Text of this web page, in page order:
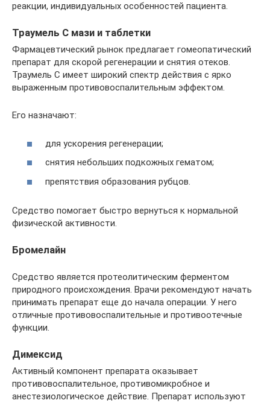
реакции, индивидуальных особенностей пациента.
Траумель С мази и таблетки
Фармацевтический рынок предлагает гомеопатический
препарат для скорой регенерации и снятия отеков.
Траумель С имеет широкий спектр действия с ярко
выраженным противовоспалительным эффектом.
Его назначают:
для ускорения регенерации;
снятия небольших подкожных гематом;
препятствия образования рубцов.
Средство помогает быстро вернуться к нормальной
физической активности.
Бромелайн
Средство является протеолитическим ферментом
природного происхождения. Врачи рекомендуют начать
принимать препарат еще до начала операции. У него
отличные противовоспалительные и противоотечные
функции.
Димексид
Активный компонент препарата оказывает
противовоспалительное, противомикробное и
анестезиологическое действие. Препарат используют